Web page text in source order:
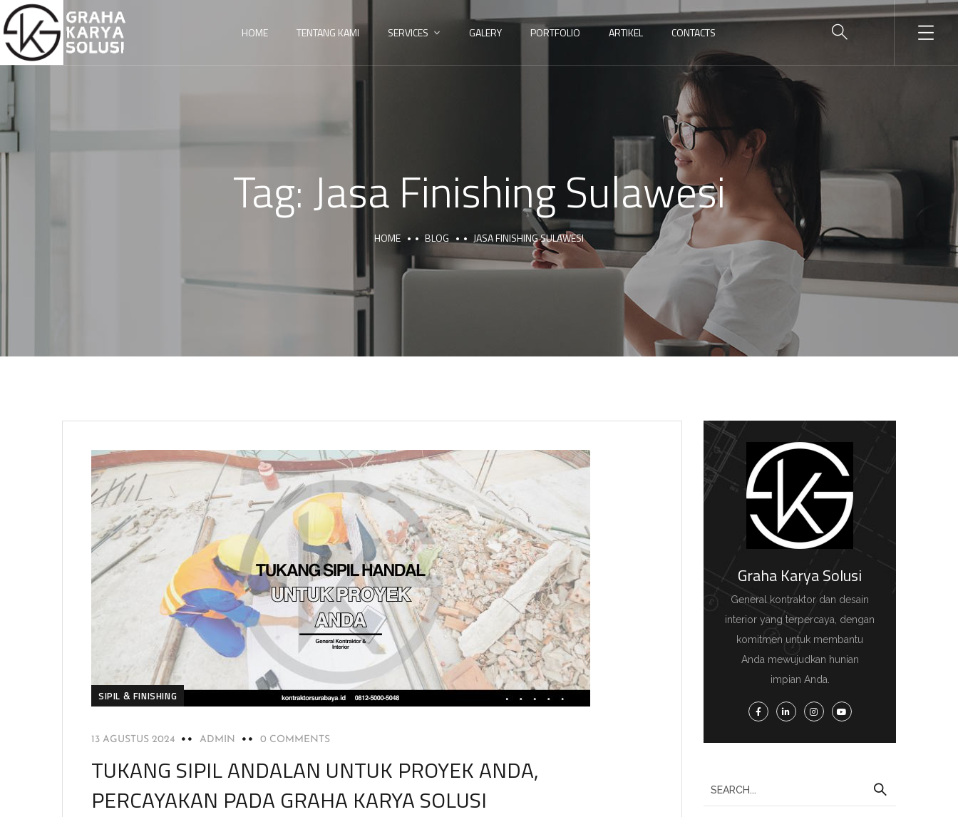
HOME TENTANG KAMI SERVICES GALERY PORTFOLIO ARTIKEL CONTACTS
Tag:Jasa Finishing Sulawesi
HOME BLOG JASA FINISHING SULAWESI
SIPIL & FINISHING
13 AGUSTUS 2024 ADMIN 0 COMMENTS
TUKANG SIPIL ANDALAN UNTUK PROYEK ANDA,
PERCAYAKAN PADA GRAHA KARYA SOLUSI
Graha Karya Solusi
General kontraktor dan desain
interior yang terpercaya, dengan
komitmen untuk membantu
Anda mewujudkan hunian
impian Anda.